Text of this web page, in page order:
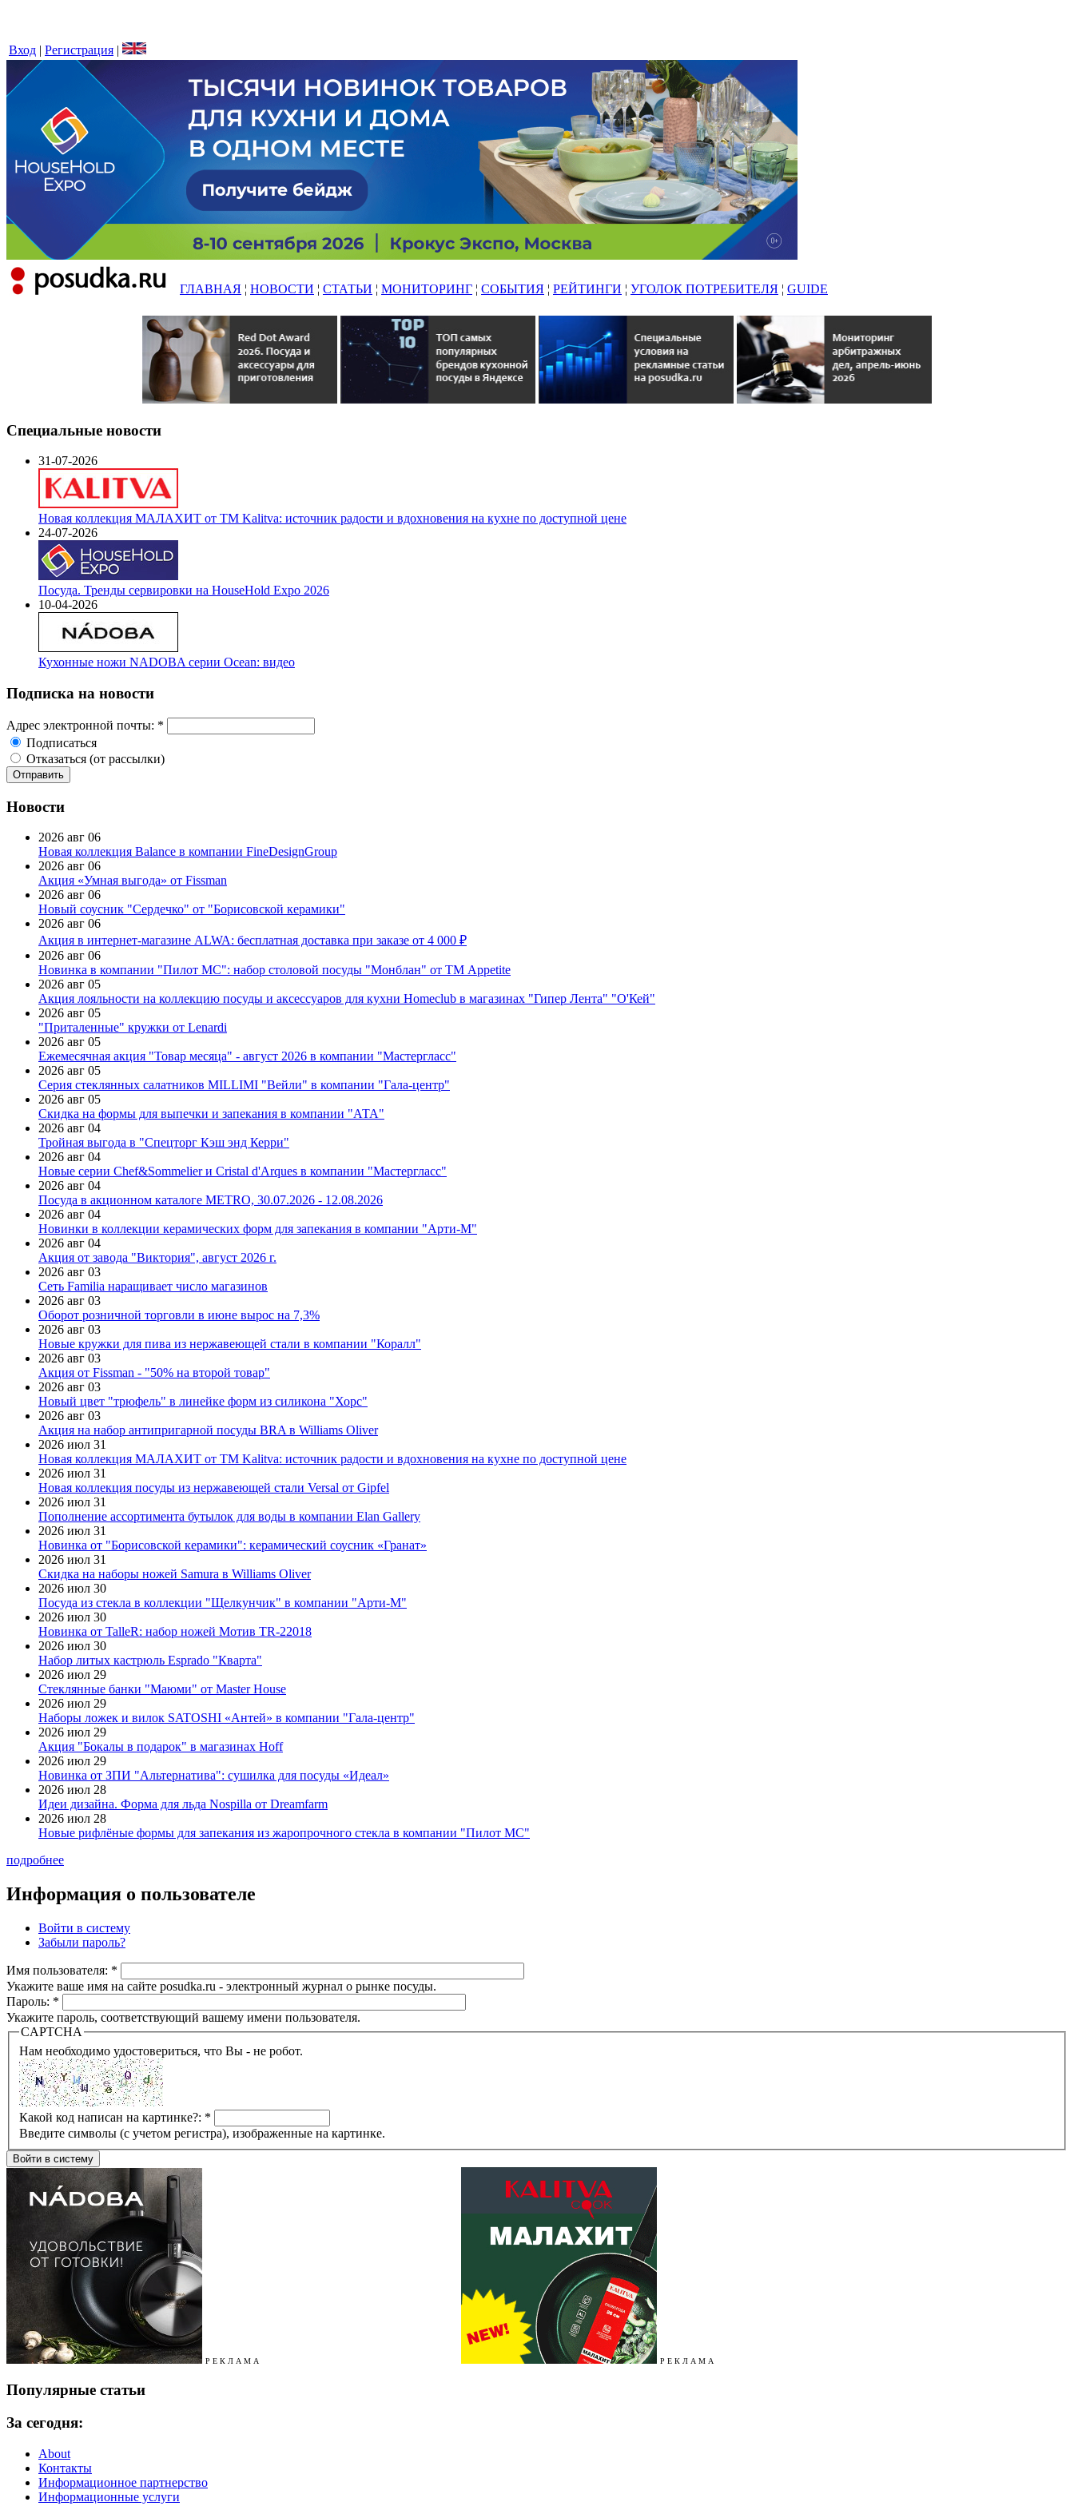
Вход | Регистрация |
ГЛАВНАЯ ¦ НОВОСТИ ¦ СТАТЬИ ¦ МОНИТОРИНГ ¦ СОБЫТИЯ ¦ РЕЙТИНГИ ¦ УГОЛОК ПОТРЕБИТЕЛЯ ¦ GUIDE
Специальные новости
31-07-2026
Новая коллекция МАЛАХИТ от ТМ Kalitva: источник радости и вдохновения на кухне по доступной цене
24-07-2026
Посуда. Тренды сервировки на HouseHold Expo 2026
10-04-2026
Кухонные ножи NADOBA серии Ocean: видео
Подписка на новости
Адрес электронной почты: *
Подписаться
Отказаться (от рассылки)
Новости
2026 авг 06
Новая коллекция Balance в компании FineDesignGroup
2026 авг 06
Акция «Умная выгода» от Fissman
2026 авг 06
Новый соусник "Сердечко" от "Борисовской керамики"
2026 авг 06
Акция в интернет-магазине ALWA: бесплатная доставка при заказе от 4 000 ₽
2026 авг 06
Новинка в компании "Пилот МС": набор столовой посуды "Монблан" от ТМ Appetite
2026 авг 05
Акция лояльности на коллекцию посуды и аксессуаров для кухни Homeclub в магазинах "Гипер Лента" "О'Кей"
2026 авг 05
"Приталенные" кружки от Lenardi
2026 авг 05
Ежемесячная акция "Товар месяца" - август 2026 в компании "Мастергласс"
2026 авг 05
Серия стеклянных салатников MILLIMI "Вейли" в компании "Гала-центр"
2026 авг 05
Скидка на формы для выпечки и запекания в компании "АТА"
2026 авг 04
Тройная выгода в "Спецторг Кэш энд Керри"
2026 авг 04
Новые серии Chef&Sommelier и Cristal d'Arques в компании "Мастергласс"
2026 авг 04
Посуда в акционном каталоге METRO, 30.07.2026 - 12.08.2026
2026 авг 04
Новинки в коллекции керамических форм для запекания в компании "Арти-М"
2026 авг 04
Акция от завода "Виктория", август 2026 г.
2026 авг 03
Сеть Familia наращивает число магазинов
2026 авг 03
Оборот розничной торговли в июне вырос на 7,3%
2026 авг 03
Новые кружки для пива из нержавеющей стали в компании "Коралл"
2026 авг 03
Акция от Fissman - "50% на второй товар"
2026 авг 03
Новый цвет "трюфель" в линейке форм из силикона "Хорс"
2026 авг 03
Акция на набор антипригарной посуды BRA в Williams Oliver
2026 июл 31
Новая коллекция МАЛАХИТ от ТМ Kalitva: источник радости и вдохновения на кухне по доступной цене
2026 июл 31
Новая коллекция посуды из нержавеющей стали Versal от Gipfel
2026 июл 31
Пополнение ассортимента бутылок для воды в компании Elan Gallery
2026 июл 31
Новинка от "Борисовской керамики": керамический соусник «Гранат»
2026 июл 31
Скидка на наборы ножей Samura в Williams Oliver
2026 июл 30
Посуда из стекла в коллекции "Щелкунчик" в компании "Арти-М"
2026 июл 30
Новинка от TalleR: набор ножей Мотив TR-22018
2026 июл 30
Набор литых кастрюль Esprado "Кварта"
2026 июл 29
Стеклянные банки "Маюми" от Master House
2026 июл 29
Наборы ложек и вилок SATOSHI «Антей» в компании "Гала-центр"
2026 июл 29
Акция "Бокалы в подарок" в магазинах Hoff
2026 июл 29
Новинка от ЗПИ "Альтернатива": сушилка для посуды «Идеал»
2026 июл 28
Идеи дизайна. Форма для льда Nospilla от Dreamfarm
2026 июл 28
Новые рифлёные формы для запекания из жаропрочного стекла в компании "Пилот МС"
подробнее
Информация о пользователе
Войти в систему
Забыли пароль?
Имя пользователя: *
Укажите ваше имя на сайте posudka.ru - электронный журнал о рынке посуды.
Пароль: *
Укажите пароль, соответствующий вашему имени пользователя.
CAPTCHA
Нам необходимо удостовериться, что Вы - не робот.
Какой код написан на картинке?: *
Введите символы (с учетом регистра), изображенные на картинке.
Р Е К Л А М А Р Е К Л А М А
Популярные статьи
За сегодня:
About
Контакты
Информационное партнерство
Информационные услуги